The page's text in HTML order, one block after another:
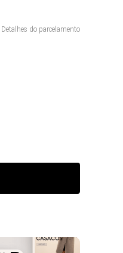
Detalhes do parcelamento